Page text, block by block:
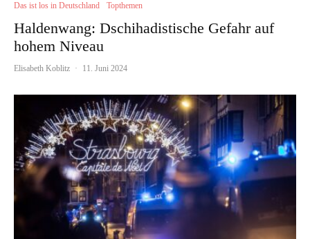
Das ist los in Deutschland Topthemen
Haldenwang: Dschihadistische Gefahr auf
hohem Niveau
Elisabeth Koblitz · 11. Juni 2024